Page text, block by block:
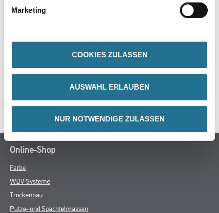
Marketing
COOKIES ZULASSEN
AUSWAHL ERLAUBEN
NUR NOTWENDIGE ZULASSEN
ZUSATZINFOS
GEFAHRENHINWEISE
SPEZIFIKATIONEN
Online-Shop
Farbe
WDV-Systeme
Trockenbau
Putze- und Spachtelmassen